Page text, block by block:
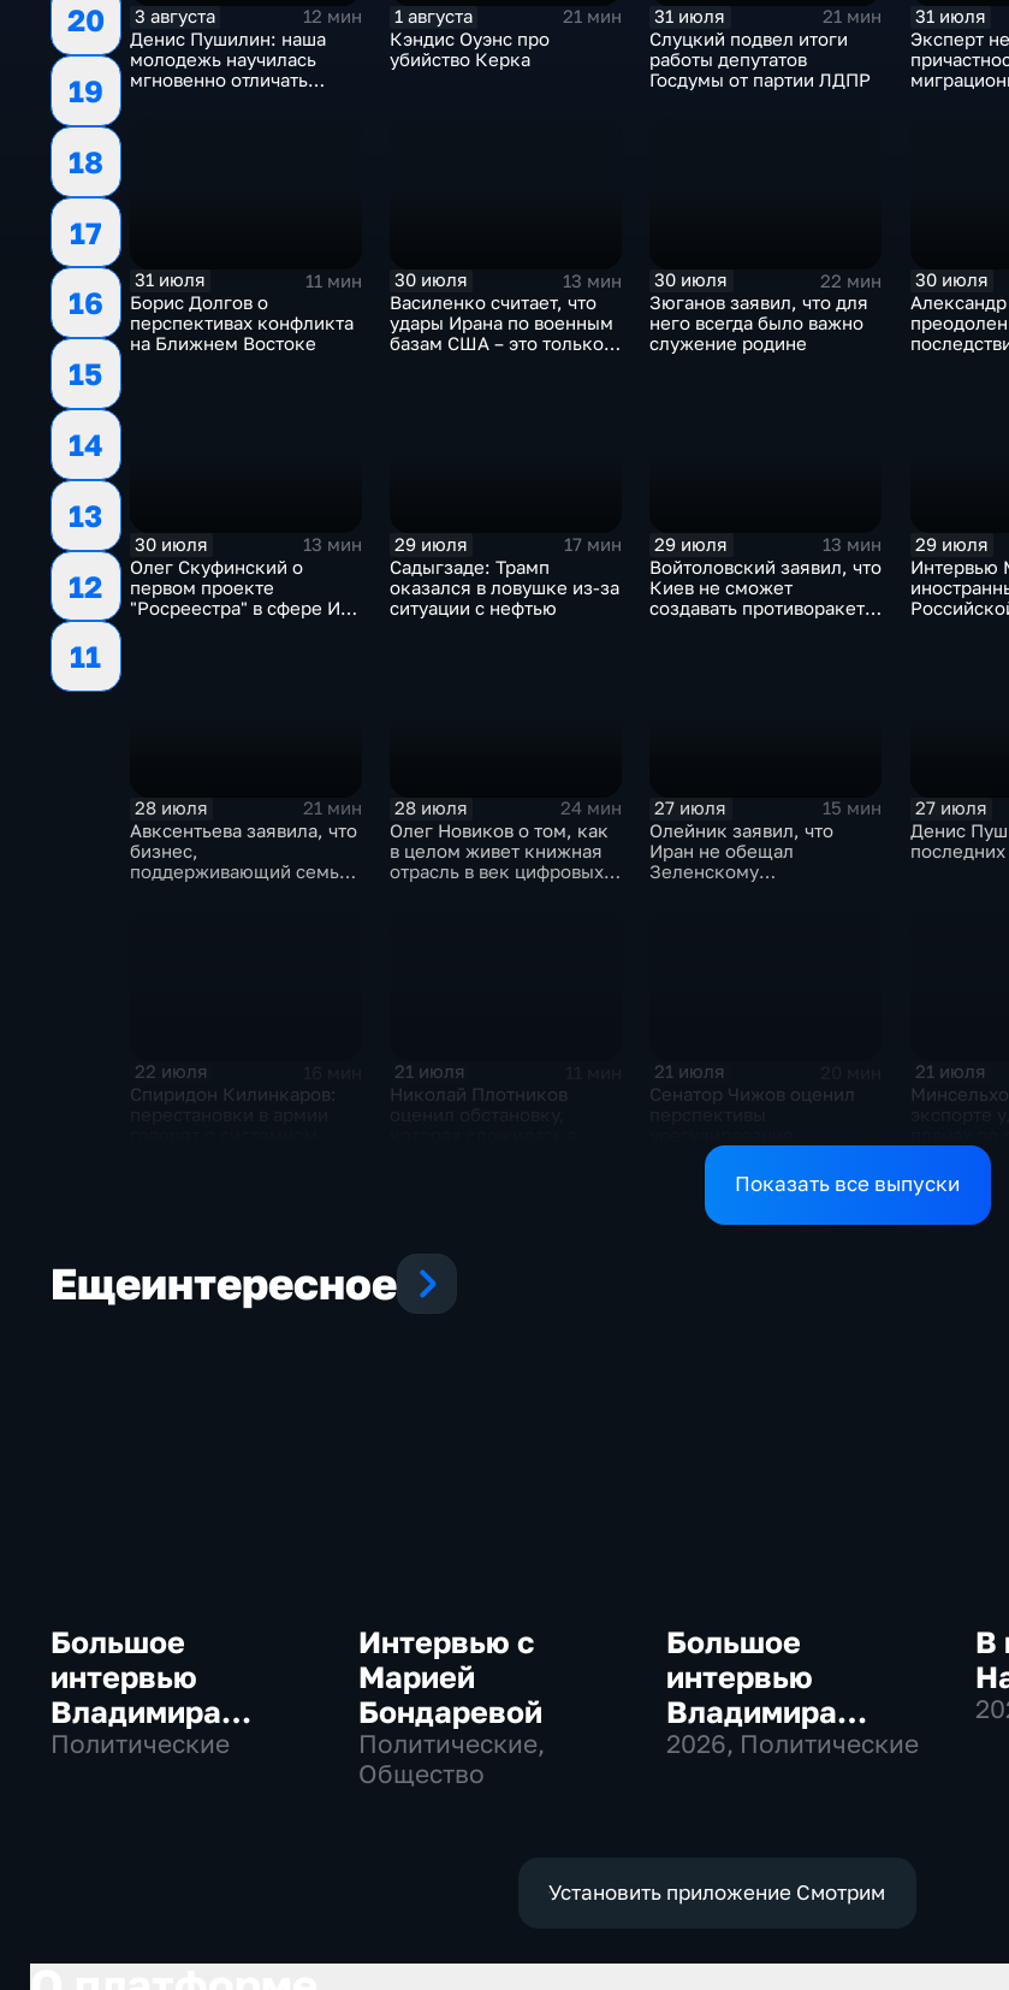
20
19
18
17
16
15
14
13
12
11
3 августа
12 мин
Денис Пушилин: наша
молодежь научилась
мгновенно отличать
1 августа
21 мин
Кэндис Оуэнс про
убийство Керка
31 июля
21 мин
Слуцкий подвел итоги
работы депутатов
Госдумы от партии ЛДПР
31 июля
Эксперт
31 июля
11 мин
Борис Долгов о
перспективах конфликта
на Ближнем Востоке
30 июля
13 мин
Василенко считает, что
удары Ирана по военным
базам США – это только
30 июля
22 мин
Зюганов заявил, что для
него всегда было важно
служение родине
30 июля
30 июля
13 мин
Олег Скуфинский о
первом проекте
"Росреестра" в сфере ИИ
29 июля
17 мин
Садыгзаде: Трамп
оказался в ловушке из-за
ситуации с нефтью
29 июля
13 мин
Войтоловский заявил, что
Киев не сможет
создавать противоракеты
29 июля
Интервью
28 июля
21 мин
Авксентьева заявила, что
бизнес,
поддерживающий семьи,
28 июля
24 мин
Олег Новиков о том, как
в целом живет книжная
отрасль в век цифровых
27 июля
15 мин
Олейник заявил, что
Иран не обещал
Зеленскому
27 июля
Денис
22 июля
Спиридон Килинкаров:
21 июля
Николай Плотников
21 июля
Сенатор Чижов оценил
конфликтов на Ближнем
Востоке и диалог с
21 июля
аграриев
Показать все выпуски
Ещеинтересное
Большое
интервью
Владимира
Путина Сергею
Политические
Интервью с
Марией
Бондаревой
Политические,
Общество
Большое
интервью
Владимира
Соловьева
2026, Политические
В
Установить приложение Смотрим